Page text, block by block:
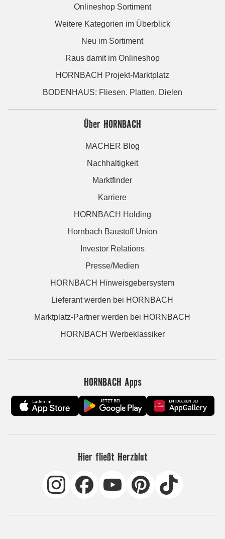
Onlineshop Sortiment
Weitere Kategorien im Überblick
Neu im Sortiment
Raus damit im Onlineshop
HORNBACH Projekt-Marktplatz
BODENHAUS: Fliesen. Platten. Dielen
Über HORNBACH
MACHER Blog
Nachhaltigkeit
Marktfinder
Karriere
HORNBACH Holding
Hornbach Baustoff Union
Investor Relations
Presse/Medien
HORNBACH Hinweisgebersystem
Lieferant werden bei HORNBACH
Marktplatz-Partner werden bei HORNBACH
HORNBACH Werbeklassiker
HORNBACH Apps
Hier fließt Herzblut